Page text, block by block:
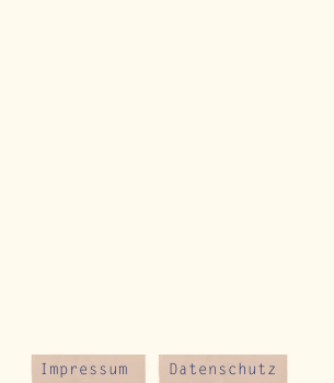
Datenschutz
Impressum